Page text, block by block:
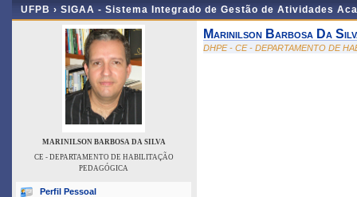
UFPB › SIGAA - Sistema Integrado de Gestão de Atividades
MARINILSON BARBOSA DA SILVA
CE - DEPARTAMENTO DE HABILITAÇÃO
PEDAGÓGICA
Perfil Pessoal
Marinilson Barbosa Da
DHPE - CE - DEPARTAMENTO DE